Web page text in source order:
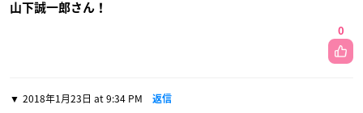
山下誠一郎さん！
0
2018年1月23日 at 9:34 PM 返信